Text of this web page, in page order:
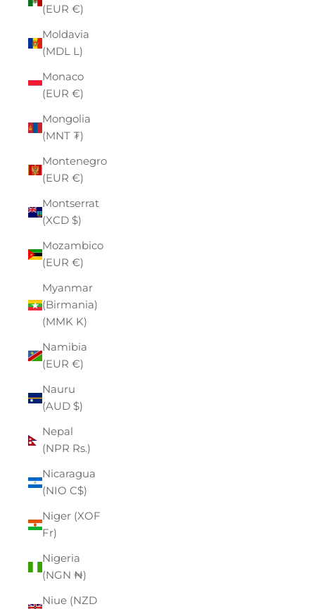
(EUR €)
Moldavia
(MDL L)
Monaco
(EUR €)
Mongolia
(MNT ₮)
Montenegro
(EUR €)
Montserrat
(XCD $)
Mozambico
(EUR €)
Myanmar
(Birmania)
(MMK K)
Namibia
(EUR €)
Nauru
(AUD $)
Nepal
(NPR Rs.)
Nicaragua
(NIO C$)
Niger (XOF
Fr)
Nigeria
(NGN ₦)
Niue (NZD